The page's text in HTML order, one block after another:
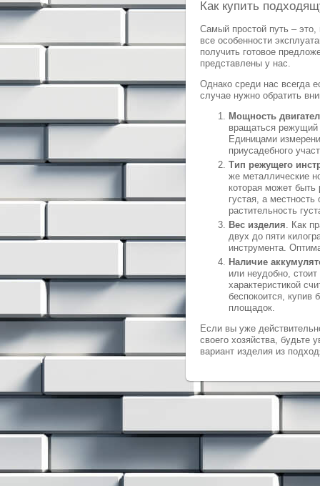
Как купить
Самый простой путь – это,
все особенности
получить готовое
представлены у нас.
Однако среди нас всегда
случае нужно обратить
Мощность
вращаться режущий
Единицами
приусадебного
Тип режущего
же металлические
которая может быть
густая, а
растительность
Вес изделия . Как
двух до пяти
инструмента.
Наличие
или неудобно,
характеристикой
беспокоится, купив
площадок.
Если вы уже
своего хозяйства, будьте
вариант изделия из